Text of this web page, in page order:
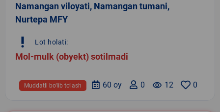
Namangan viloyati, Namangan tumani,
Nurtepa MFY
priority_high Lot holati:
Mol-mulk (obyekt) sotilmadi
0
remove_red_eye 12
0
60 oy
Muddatli bo‘lib to‘lash